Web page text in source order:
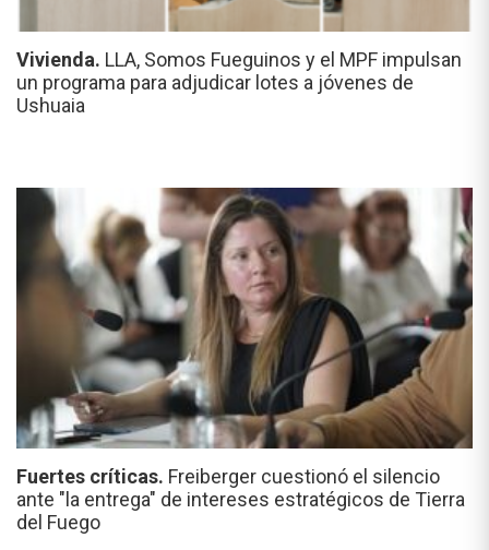
Vivienda. LLA, Somos Fueguinos y el MPF impulsan
un programa para adjudicar lotes a jóvenes de
Ushuaia
Fuertes críticas. Freiberger cuestionó el silencio
ante "la entrega" de intereses estratégicos de Tierra
del Fuego